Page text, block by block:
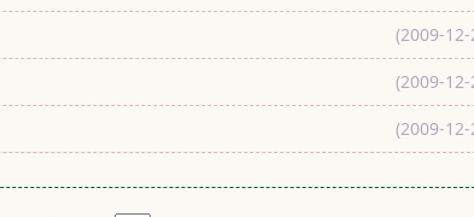
(2009-12-
(2009-12-
(2009-12-